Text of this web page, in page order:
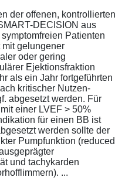
der offenen, kontrollierten
DECISION aus
Patienten
mit gelungener
oder gering
Ejektionsfraktion
als ein Jahr fortgeführten
kritischer Nutzen-
abgesetzt werden. Für
einer LVEF > 50%
für einen BB ist
werden sollte der
Pumpfunktion (reduced
und tachykarden
...